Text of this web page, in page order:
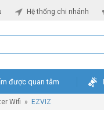
Hệ thống chi nhánh
được quan tâm
Wifi » EZVIZ